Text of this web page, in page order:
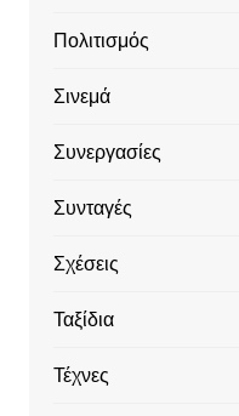
Πολιτισμός
Σινεμά
Συνεργασίες
Συνταγές
Σχέσεις
Ταξίδια
Τέχνες